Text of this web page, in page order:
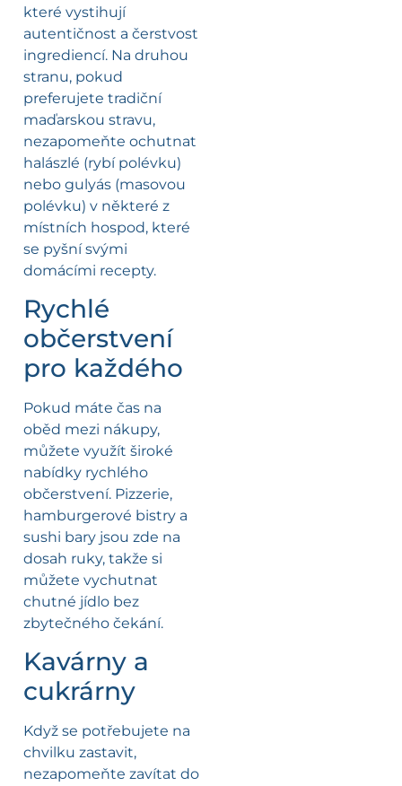
které vystihují
autentičnost a čerstvost
ingrediencí. Na druhou
stranu, pokud
preferujete tradiční
maďarskou stravu,
nezapomeňte ochutnat
halászlé (rybí polévku)
nebo gulyás (masovou
polévku) v některé z
místních hospod, které
se pyšní svými
domácími recepty.
Rychlé
občerstvení
pro každého
Pokud máte čas na
oběd mezi nákupy,
můžete využít široké
nabídky rychlého
občerstvení. Pizzerie,
hamburgerové bistry a
sushi bary jsou zde na
dosah ruky, takže si
můžete vychutnat
chutné jídlo bez
zbytečného čekání.
Kavárny a
cukrárny
Když se potřebujete na
chvilku zastavit,
nezapomeňte zavítat do